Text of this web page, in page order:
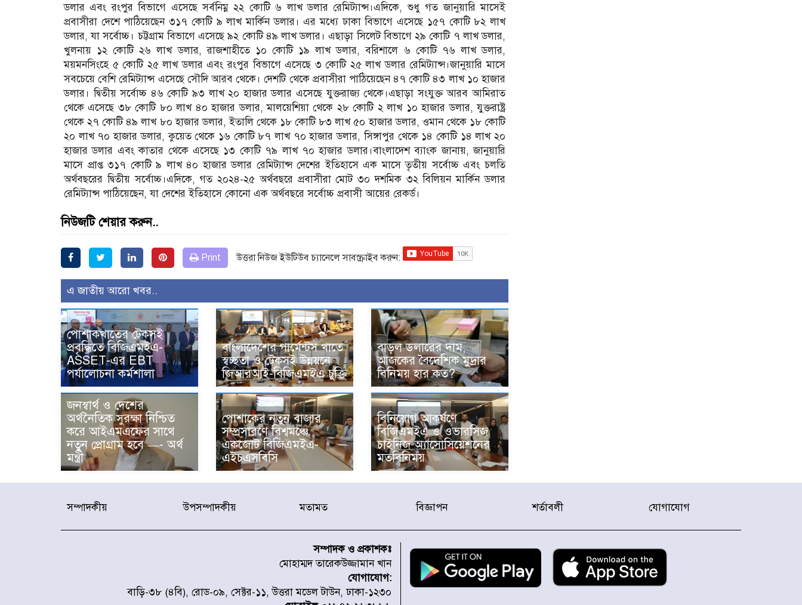
ডলার এবং রংপুর বিভাগে এসেছে সর্বনিম্ন ২২ কোটি ৬ লাখ ডলার রেমিট্যান্স।এদিকে, শুধু গত জানুয়ারি মাসেই
প্রবাসীরা দেশে পাঠিয়েছেন ৩১৭ কোটি ৯ লাখ মার্কিন ডলার। এর মধ্যে ঢাকা বিভাগে এসেছে ১৫৭ কোটি ৮২ লাখ
ডলার, যা সর্বোচ্চ। চট্টগ্রাম বিভাগে এসেছে ৯২ কোটি ৪৯ লাখ ডলার। এছাড়া সিলেট বিভাগে ২৯ কোটি ৭ লাখ ডলার,
খুলনায় ১২ কোটি ২৬ লাখ ডলার, রাজশাহীতে ১০ কোটি ১৯ লাখ ডলার, বরিশালে ৬ কোটি ৭৬ লাখ ডলার,
ময়মনসিংহে ৫ কোটি ২৫ লাখ ডলার এবং রংপুর বিভাগে এসেছে ৩ কোটি ২৫ লাখ ডলার রেমিট্যান্স।জানুয়ারি মাসে
সবচেয়ে বেশি রেমিট্যান্স এসেছে সৌদি আরব থেকে। দেশটি থেকে প্রবাসীরা পাঠিয়েছেন ৪৭ কোটি ৪৩ লাখ ১০ হাজার
ডলার। দ্বিতীয় সর্বোচ্চ ৪৬ কোটি ৯৩ লাখ ২০ হাজার ডলার এসেছে যুক্তরাজ্য থেকে।এছাড়া সংযুক্ত আরব আমিরাত
থেকে এসেছে ৩৮ কোটি ৮০ লাখ ৪০ হাজার ডলার, মালয়েশিয়া থেকে ২৮ কোটি ২ লাখ ১০ হাজার ডলার, যুক্তরাষ্ট্র
থেকে ২৭ কোটি ৪৯ লাখ ৮০ হাজার ডলার, ইতালি থেকে ১৮ কোটি ৮৩ লাখ ৫০ হাজার ডলার, ওমান থেকে ১৮ কোটি
২০ লাখ ৭০ হাজার ডলার, কুয়েত থেকে ১৬ কোটি ৮৭ লাখ ৭০ হাজার ডলার, সিঙ্গাপুর থেকে ১৪ কোটি ১৪ লাখ ২০
হাজার ডলার এবং কাতার থেকে এসেছে ১৩ কোটি ৭৯ লাখ ৭০ হাজার ডলার।বাংলাদেশ ব্যাংক জানায়, জানুয়ারি
মাসে প্রাপ্ত ৩১৭ কোটি ৯ লাখ ৪০ হাজার ডলার রেমিট্যান্স দেশের ইতিহাসে এক মাসে তৃতীয় সর্বোচ্চ এবং চলতি
অর্থবছরের দ্বিতীয় সর্বোচ্চ।এদিকে, গত ২০২৪-২৫ অর্থবছরে প্রবাসীরা মোট ৩০ দশমিক ৩২ বিলিয়ন মার্কিন ডলার
রেমিট্যান্স পাঠিয়েছেন, যা দেশের ইতিহাসে কোনো এক অর্থবছরে সর্বোচ্চ প্রবাসী আয়ের রেকর্ড।
নিউজটি শেয়ার করুন..
Print উত্তরা নিউজ ইউটিউব চ্যানেলে সাবস্ক্রাইব করুন:
এ জাতীয় আরো খবর..
পোশাকখাতের টেকসই
প্রবৃদ্ধিতে বিজিএমইএ-
ASSET-এর EBT
পর্যালোচনা কর্মশালা
বাংলাদেশের গার্মেন্টস খাতে
স্বচ্ছতা ও টেকসই উন্নয়নে
জিআরআই-বিজিএমইএ চুক্তি
বাড়ল ডলারের দাম,
আজকের বৈদেশিক মুদ্রার
বিনিময় হার কত?
জনস্বার্থ ও দেশের
অর্থনৈতিক সুরক্ষা নিশ্চিত
করে আইএমএফের সাথে
নতুন প্রোগ্রাম হবে —- অর্থ
মন্ত্রী
পোশাকের নতুন বাজার
সম্প্রসারণে বিশ্বমঞ্চে
একজোট বিজিএমইএ-
এইচএসবিসি
বিনিয়োগ আকর্ষণে
বিজিএমইএ ও ওভারসিজ
চাইনিজ অ্যাসোসিয়েশনের
মতবিনিময়
সম্পাদকীয় উপসম্পাদকীয় মতামত বিজ্ঞাপন শর্তাবলী যোগাযোগ
সম্পাদক ও প্রকাশকঃ
মোহাম্মদ তারেকউজ্জামান খান
যোগাযোগ:
বাড়ি-৩৮ (৪বি), রোড-০৯, সেক্টর-১১, উত্তরা মডেল টাউন, ঢাকা-১২৩০